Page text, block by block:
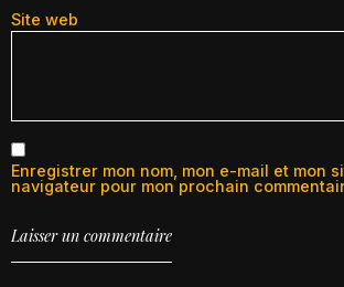
Site web
Enregistrer mon nom, mon e-mail et mon
navigateur pour mon prochain